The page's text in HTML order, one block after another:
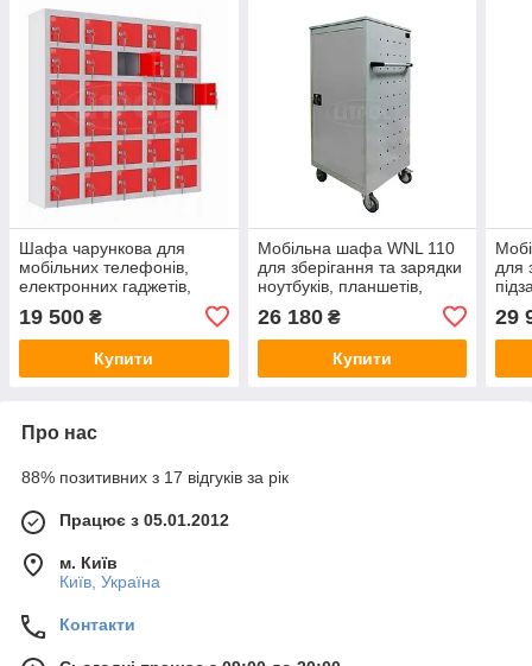
Шафа чарункова для
мобільних телефонів,
електронних гаджетів,
(930(в)х930(ш)х200(гл)
19 500 ₴
Купити
Мобільна шафа WNL 110
для зберігання та зарядки
ноутбуків, планшетів,
26 180₴
Купити
для
29
Про нас
88% позитивних з 17 відгуків за рік
Працює з 05.01.2012
м. Київ
Київ, Україна
Контакти